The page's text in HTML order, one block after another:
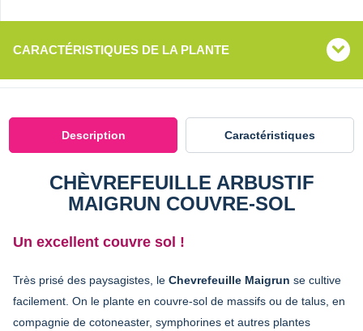
CARACTÉRISTIQUES DE LA PLANTE
Description Caractéristiques
CHÈVREFEUILLE ARBUSTIF
MAIGRUN COUVRE-SOL
Un excellent couvre sol !
Très prisé des paysagistes, le Chevrefeuille Maigrun se cultive
facilement. On le plante en couvre-sol de massifs ou de talus, en
compagnie de cotoneaster, symphorines et autres plantes